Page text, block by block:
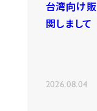
台湾向け
関しまして
2026.08.04